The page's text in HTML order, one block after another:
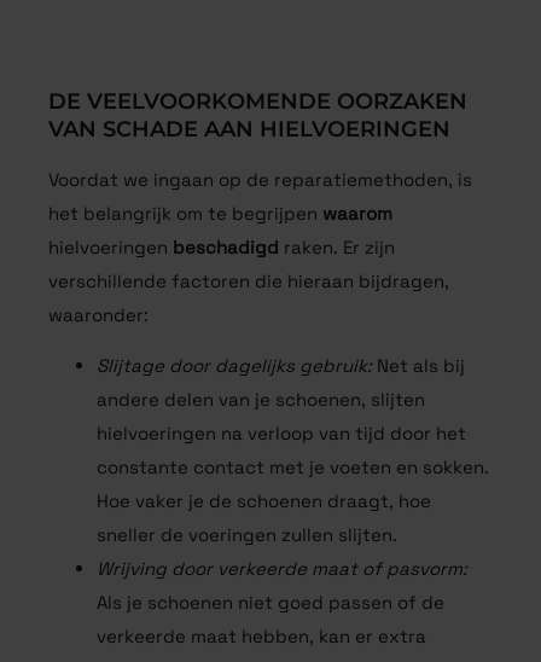
DE VEELVOORKOMENDE OORZAKEN
VAN SCHADE AAN HIELVOERINGEN
Voordat we ingaan op de reparatiemethoden, is
het belangrijk om te begrijpen waarom
hielvoeringen beschadigd raken. Er zijn
verschillende factoren die hieraan bijdragen,
waaronder:
Slijtage door dagelijks gebruik:Net als bij
andere delen van je schoenen, slijten
hielvoeringen na verloop van tijd door het
constante contact met je voeten en sokken.
Hoe vaker je de schoenen draagt, hoe
sneller de voeringen zullen slijten.
Wrijving door verkeerde maat of pasvorm:
Als je schoenen niet goed passen of de
verkeerde maat hebben, kan er extra